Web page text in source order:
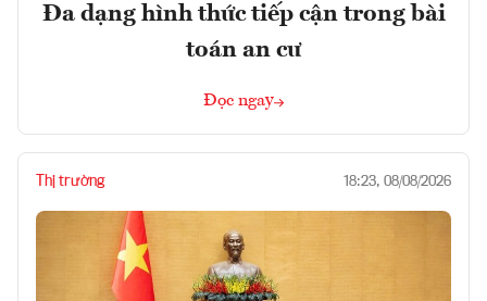
Đa dạng hình thức tiếp cận trong bài
toán an cư
Đọc ngay
Thị trường 18:23, 08/08/2026